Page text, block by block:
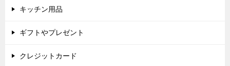
キッチン用品
ギフトやプレゼント
クレジットカード